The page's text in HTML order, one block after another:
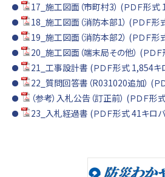
17_施工図面（市町村3） (ＰＤＦ形
18_施工図面（消防本部1） (ＰＤＦ
19_施工図面（消防本部2） (ＰＤＦ
20_施工図面（端末局その他） (ＰＤ
21_工事設計書 (ＰＤＦ形式 1,854キ
22_質問回答書（R031020追加） (Ｐ
（参考）入札公告（訂正前） (ＰＤＦ
23_入札経過書 (ＰＤＦ形式 41キロ